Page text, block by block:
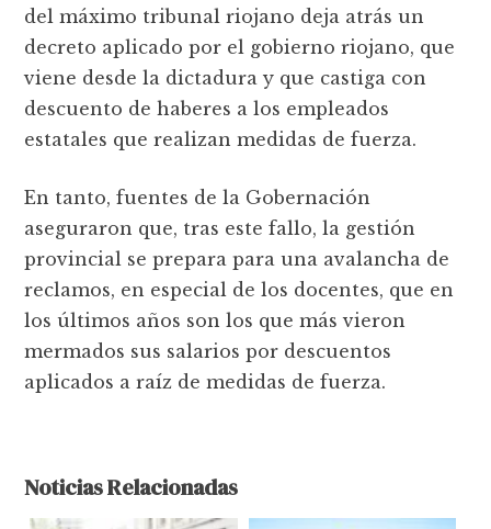
del máximo tribunal riojano deja atrás un
decreto aplicado por el gobierno riojano, que
viene desde la dictadura y que castiga con
descuento de haberes a los empleados
estatales que realizan medidas de fuerza.
En tanto, fuentes de la Gobernación
aseguraron que, tras este fallo, la gestión
provincial se prepara para una avalancha de
reclamos, en especial de los docentes, que en
los últimos años son los que más vieron
mermados sus salarios por descuentos
aplicados a raíz de medidas de fuerza.
Noticias Relacionadas